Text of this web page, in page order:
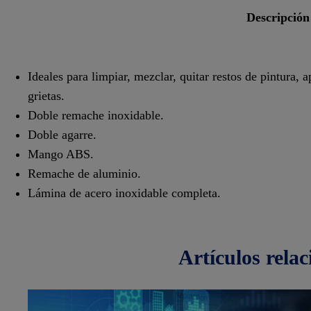
descripción
Ideales para limpiar, mezclar, quitar restos de pintura,
grietas.
Doble remache inoxidable.
Doble agarre.
Mango ABS.
Remache de aluminio.
Lámina de acero inoxidable completa.
artículos